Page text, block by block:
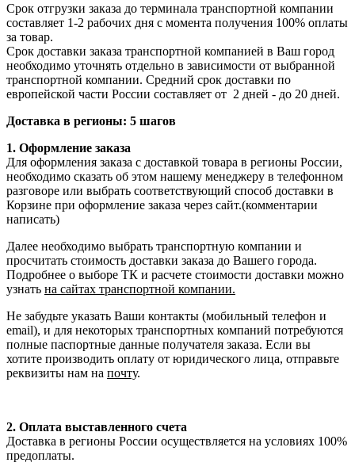
Срок отгрузки заказа до терминала транспортной компании
составляет 1-2 рабочих дня с момента получения 100% оплаты
за товар.
Срок доставки заказа транспортной компанией в Ваш город
необходимо уточнять отдельно в зависимости от выбранной
транспортной компании. Средний срок доставки по
европейской части России составляет от 2 дней - до 20 дней.
Доставка в регионы: 5 шагов
1. Оформление заказа
Для оформления заказа с доставкой товара в регионы России,
необходимо сказать об этом нашему менеджеру в телефонном
разговоре или выбрать соответствующий способ доставки в
Корзине при оформление заказа через сайт.(комментарии
написать)
Далее необходимо выбрать транспортную компании и
просчитать стоимость доставки заказа до Вашего города.
Подробнее о выборе ТК и расчете стоимости доставки можно
узнать на сайтах транспортной компании.
Не забудьте указать Ваши контакты (мобильный телефон и
email), и для некоторых транспортных компаний потребуются
полные паспортные данные получателя заказа. Если вы
хотите производить оплату от юридического лица, отправьте
реквизиты нам на почту.
2. Оплата выставленного счета
Доставка в регионы России осуществляется на условиях 100%
предоплаты.